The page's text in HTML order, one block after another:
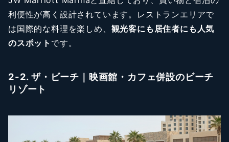
利便性が高く設計されています。レストランエリアで
は国際的な料理を楽しめ、 観光客にも居住者にも人気
のスポット です。
2-2. ザ・ビーチ｜映画館・カフェ併設のビーチ
リゾート